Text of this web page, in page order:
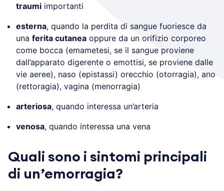
traumi importanti
esterna, quando la perdita di sangue fuoriesce da
una ferita cutanea oppure da un orifizio corporeo
come bocca (emametesi, se il sangue proviene
dall’apparato digerente o emottisi, se proviene dalle
vie aeree), naso (epistassi) orecchio (otorragia), ano
(rettoragia), vagina (menorragia)
arteriosa, quando interessa un’arteria
venosa, quando interessa una vena
Quali sono i sintomi principali
di un’emorragia?